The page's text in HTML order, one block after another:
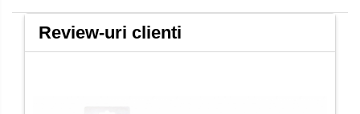
Review-uri clienti